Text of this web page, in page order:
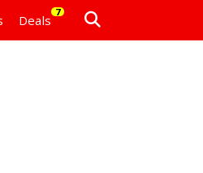
Deals
7